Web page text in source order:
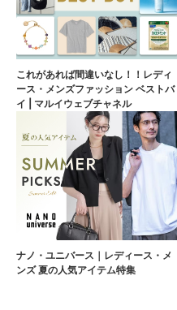
これがあれば間違いなし！！レディ
ース・メンズファッション ベストバ
イ | マルイウェブチャネル
ナノ・ユニバース｜レディース・メ
ンズ 夏の人気アイテム特集